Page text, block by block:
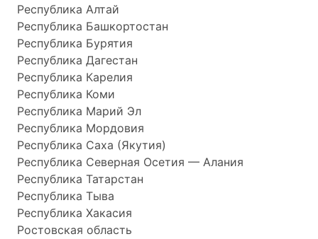
Республика Алтай
Республика Башкортостан
Республика Бурятия
Республика Дагестан
Республика Карелия
Республика Коми
Республика Марий Эл
Республика Мордовия
Республика Саха (Якутия)
Республика Северная Осетия — Алания
Республика Татарстан
Республика Тыва
Республика Хакасия
Ростовская область